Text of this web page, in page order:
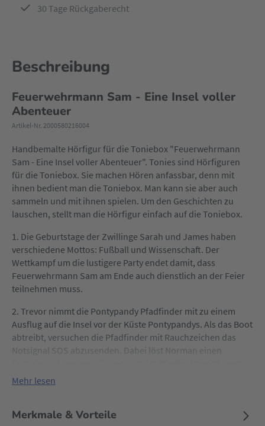
30 Tage Rückgaberecht
Beschreibung
Feuerwehrmann Sam - Eine Insel voller
Abenteuer
Artikel-Nr. 2000580216004
Handbemalte Hörfigur für die Toniebox "Feuerwehrmann
Sam - Eine Insel voller Abenteuer". Tonies sind Hörfiguren
für die Toniebox. Sie machen Hören anfassbar, denn mit
ihnen bedient man die Toniebox. Man kann sie aber auch
sammeln und mit ihnen spielen. Um den Geschichten zu
lauschen, stellt man die Hörfigur einfach auf die Toniebox.
1. Die Geburtstage der Zwillinge Sarah und James haben
verschiedene Mottos: Fußball und Wissenschaft. Der
Wettkampf um die lustigere Party endet damit, dass
Feuerwehrmann Sam am Ende auch dienstlich an der Feier
teilnehmen muss.
2. Trevor nimmt die Pontypandy Pfadfinder mit zu einem
Ausflug auf die Insel vor der Küste Pontypandys. Als das Boot
abtreibt, versuchen die Pfadfinder mit Rauchzeichen das
Notsignal SOS abzusenden. Dabei löst Norman einen
dringender.
dort durch den Bau eines Baumhauses das Handwerker-
Mehr lesen
Merkmale & Vorteile